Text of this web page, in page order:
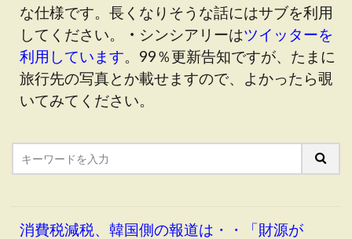
な仕様です。長くなりそうな話にはサブを利用
してください。
・ シンシアリーはツイッターを
利用しています。99％更新告知ですが、たまに
旅行先の写真とか載せますので、よかったら覗
いてみてください。
消費税減税、韓国側の報道は・・「財源が